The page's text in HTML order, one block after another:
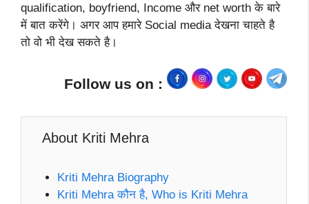
qualification, boyfriend, Income और net worth के बारे
में बात करेंगे। अगर आप हमारे Social media देखना चाहते है
तो वो भी देख सकते है।
Follow us on :
About Kriti Mehra
Kriti Mehra Biography
Kriti Mehra कौन है, Who is Kriti Mehra